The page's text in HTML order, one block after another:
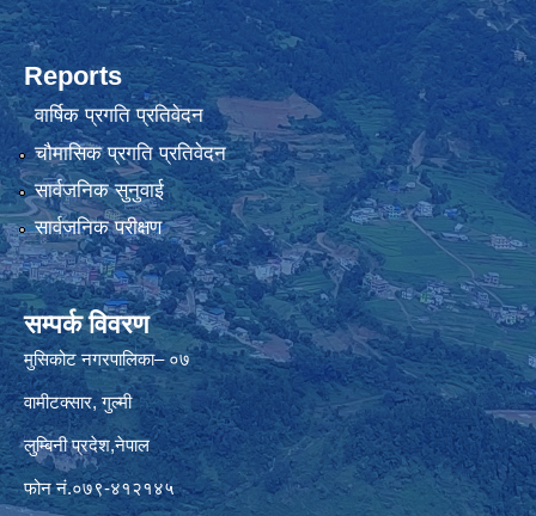
Reports
वार्षिक प्रगति प्रतिवेदन
चौमासिक प्रगति प्रतिवेदन
सार्वजनिक सुनुवाई
सार्वजनिक परीक्षण
सम्पर्क विवरण
मुसिकोट नगरपालिका– ०७
वामीटक्सार, गुल्मी
लुम्बिनी प्रदेश,नेपाल
फोन नं.०७९-४१२१४५